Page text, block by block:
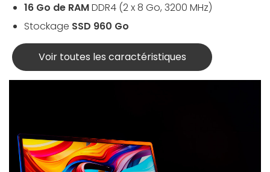
16 Go de RAMDDR4 (2 x 8 Go, 3200 MHz)
Stockage SSD 960 Go
Voir toutes les caractéristiques